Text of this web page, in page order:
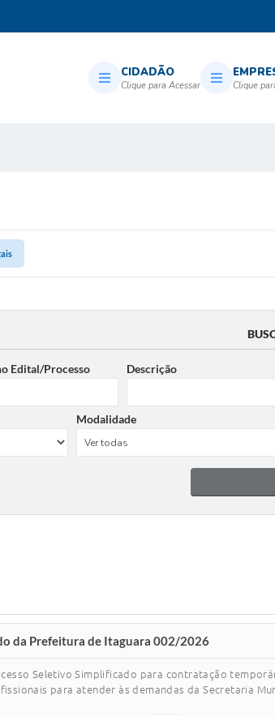
CIDADÃO
Edital/Processo Descrição
Modalidade
da Prefeitura de Itaguara 002/2026
Seletivo Simplificado para contratação
para atender às demandas da Secretaria